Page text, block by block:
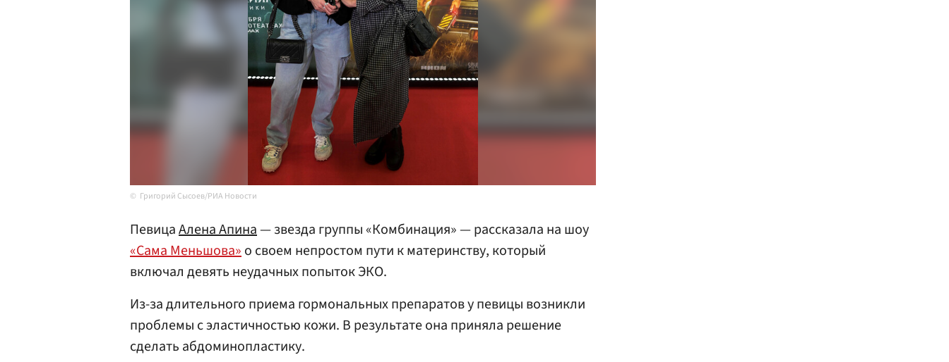
Григорий Сысоев/РИА Новости
ПевицаАлена Апина— звезда группы «Комбинация» — рассказала на шоу
«Сама Меньшова»о своем непростом пути к материнству, который
включал девять неудачных попыток ЭКО.
Из-за длительного приема гормональных препаратов у певицы возникли
проблемы с эластичностью кожи. В результате она приняла решение
сделать абдоминопластику.